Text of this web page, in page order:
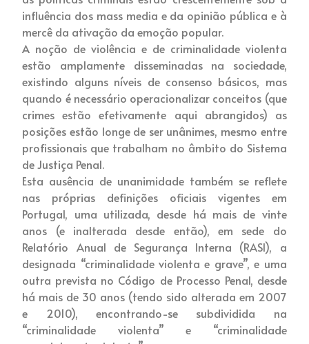
influência dos mass media e da opinião pública e à
mercê da ativação da emoção popular.
A noção de violência e de criminalidade violenta
estão amplamente disseminadas na sociedade,
existindo alguns níveis de consenso básicos, mas
quando é necessário operacionalizar conceitos (que
crimes estão efetivamente aqui abrangidos) as
posições estão longe de ser unânimes, mesmo entre
profissionais que trabalham no âmbito do Sistema
de Justiça Penal.
Esta ausência de unanimidade também se reflete
nas próprias definições oficiais vigentes em
Portugal, uma utilizada, desde há mais de vinte
anos (e inalterada desde então), em sede do
Relatório Anual de Segurança Interna (RASI), a
designada “criminalidade violenta e grave”, e uma
outra prevista no Código de Processo Penal, desde
há mais de 30 anos (tendo sido alterada em 2007
e 2010), encontrando-se subdividida na
“criminalidade violenta” e “criminalidade